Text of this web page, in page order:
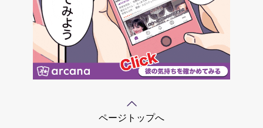
ページトップへ